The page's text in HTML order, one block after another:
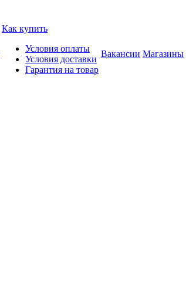
Как купить
Условия оплаты
Условия доставки
Гарантия на товар
Вакансии Магазины